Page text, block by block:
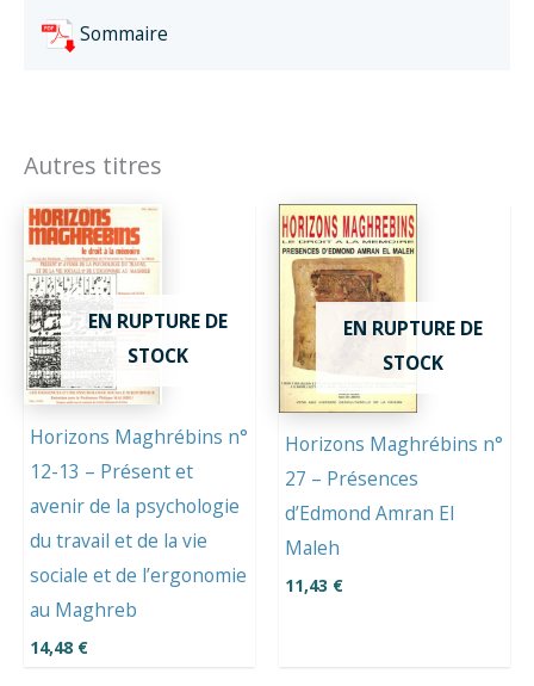
Maghreb
Sommaire
Autres titres
EN RUPTURE DE
STOCK
Horizons Maghrébins n°
12-13 – Présent et
avenir de la psychologie
du travail et de la vie
sociale et de l’ergonomie
au Maghreb
14,48 €
EN RUPTURE DE
STOCK
Horizons Maghrébins n°
27 – Présences
d’Edmond Amran El
Maleh
11,43 €